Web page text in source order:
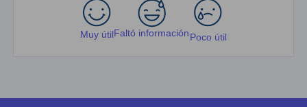
Muy útilFaltó informaciónPoco útil